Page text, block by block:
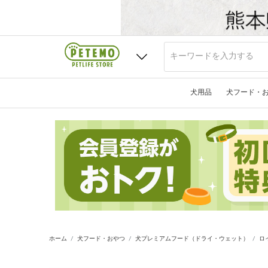
犬用品 犬フード・
ホーム 犬フード・おやつ 犬プレミアムフード（ドライ・ウェット） ロ